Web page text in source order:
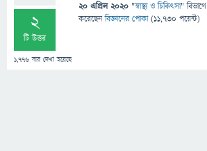
2
টি উত্তর
1,776 বার দেখা হয়েছে
20 এপ্রিল 2020 "স্বাস্থ্য ও চিকিৎসা" বিভাগে
করেছেনবিজ্ঞানের পোকা (11,730 পয়েন্ট)